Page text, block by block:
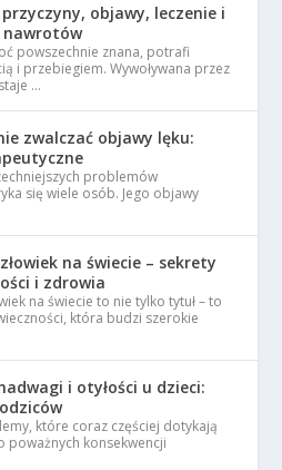
objawy, leczenie i
powszechnie znana, potrafi
i przebiegiem. Wywoływana przez
…
zwalczać objawy lęku:
problemów
się wiele osób. Jego objawy
na świecie – sekrety
i zdrowia
na świecie to nie tylko tytuł – to
która budzi szerokie
i otyłości u dzieci:
które coraz częściej dotykają
konsekwencji